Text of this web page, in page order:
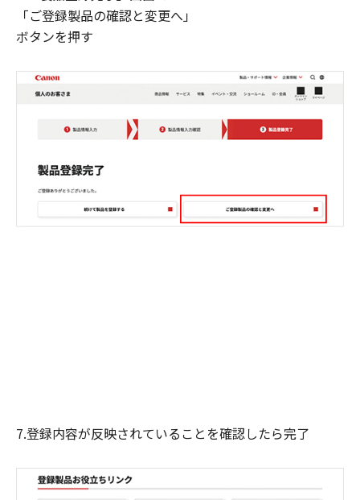
「ご登録製品の確認と変更へ」
ボタンを押す
7.登録内容が反映されていることを確認したら完了